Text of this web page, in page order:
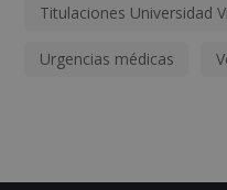
Titulaciones Universidad
Urgencias médicas